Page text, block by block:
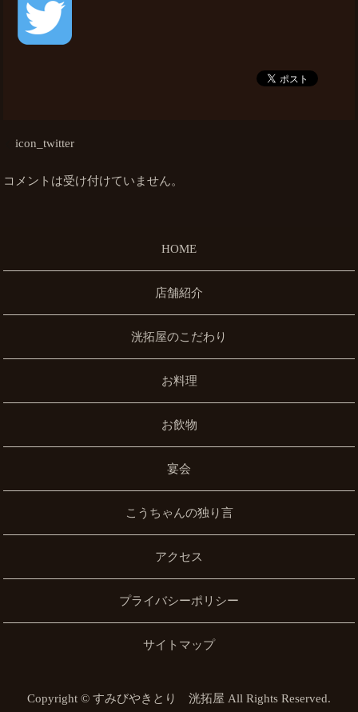
icon_twitter
コメントは受け付けていません。
HOME
店舗紹介
洸拓屋のこだわり
お料理
お飲物
宴会
こうちゃんの独り言
アクセス
プライバシーポリシー
サイトマップ
Copyright © すみびやきとり 洸拓屋 All Rights Reserved.